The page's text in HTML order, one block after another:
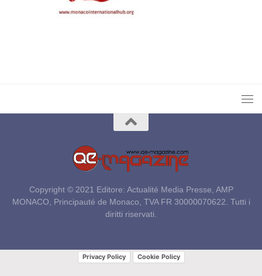
Copyright © 2021 Editore: Actualité Media Presse, AMP
MONACO, Principauté de Monaco, TVA FR 30000070622. Tutti i
diritti riservati.
Privacy Policy Cookie Policy